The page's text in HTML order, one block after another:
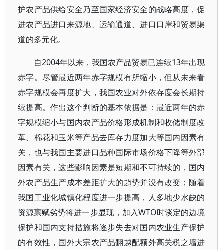
护农产品供给安全乃至国家经济安全的战略高度，促
进农产品进口来源地、运输通道、进口口岸和贸易渠
道的多元化。
自2004年以来，我国农产品贸易已连续13年出现
赤字。尽管最近两年赤字规模有所缩小，但从未来看
赤字规模会再度扩大，我国农业对外依存度会长期持
续提高。作出这个判断的基本依据是：最近两年的赤
字规模缩小与国内农产品价格形成机制和收储制度改
革、棉花和玉米等产品去库存力度加大等国内因素有
关，也与我国主要进口品种国际市场价格下降等外部
因素有关，这些影响因素是短期和不可持续的，国内
外农产品生产成本差距扩大的趋势并没有改变；随着
我国工业化城镇化程度进一步提高，人多地少水缺的
资源禀赋劣势将进一步显现，加入WTO时谈定的边境
保护和国内支持措施将逐步失去对国内农业生产保护
的有效性，国外大宗农产品翻越配额外高关税之墙进